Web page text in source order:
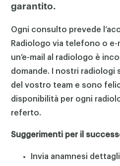
garantito.
Ogni consulto prevede
Radiologo via telefono o
un’e-mail al radiologo è
domande. I nostri radiologi
del vostro team e sono
disponibilità per ogni
referto.
Suggerimenti per il
Invia anamnesi